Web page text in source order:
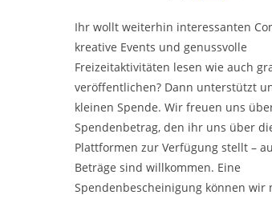
Ihr wollt weiterhin interessanten
kreative Events und genussvolle
Freizeitaktivitäten lesen wie auch
veröffentlichen? Dann unterstützt
kleinen Spende. Wir freuen uns
Spendenbetrag, den ihr uns über
Plattformen zur Verfügung stellt –
Beträge sind willkommen. Eine
Spendenbescheinigung können wir